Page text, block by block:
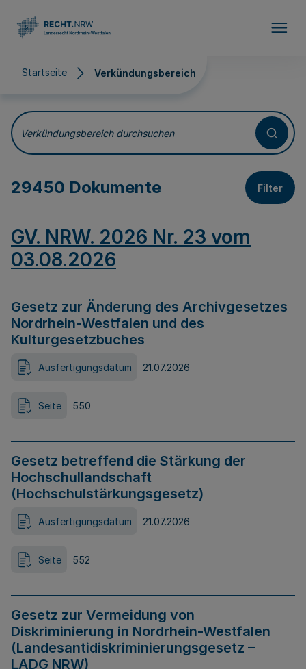
Startseite Verkündungsbereich
Verkündungsbereich
Verkündungsbereich durchsuchen
29450 Dokumente Filter
GV. NRW. 2026 Nr. 23 vom
03.08.2026
Gesetz zur Änderung des Archivgesetzes
Nordrhein-Westfalen und des
Kulturgesetzbuches
Ausfertigungsdatum 21.07.2026
Seite 550
Gesetz betreffend die Stärkung der
Hochschullandschaft
(Hochschulstärkungsgesetz)
Ausfertigungsdatum 21.07.2026
Seite 552
Gesetz zur Vermeidung von
Diskriminierung in Nordrhein-Westfalen
(Landesantidiskriminierungsgesetz –
LADG NRW)